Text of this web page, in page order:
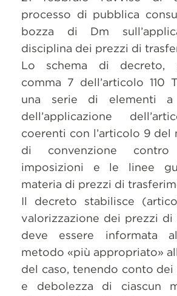
processo di pubblica
bozza di Dm
disciplina dei prezzi di
Lo schema di decreto,
comma 7 dell’articolo 110
una serie di elementi a
dell’applicazione
coerenti con l’articolo 9 del
di convenzione
imposizioni e le linee
materia di prezzi di
Il decreto stabilisce
valorizzazione dei prezzi di
deve essere informata
metodo «più appropriato»
del caso, tenendo conto
e debolezza di ciascun